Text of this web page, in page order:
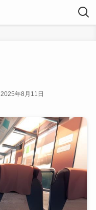
2025年8月11日